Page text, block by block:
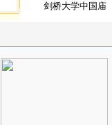
剑桥大学中国庙